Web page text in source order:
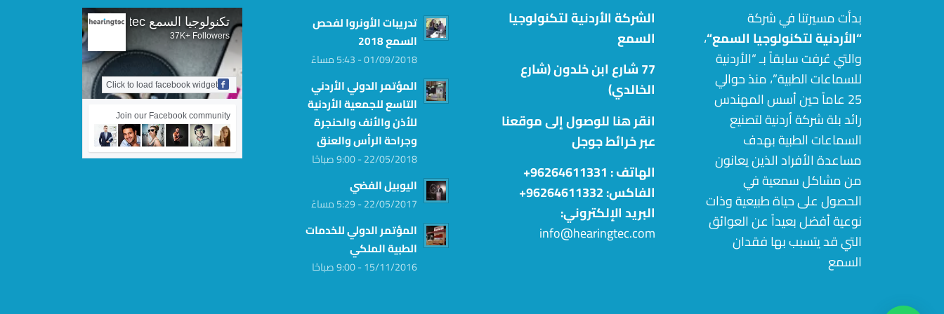
بدأت مسيرتنا في شركة
“الأردنية لتكنولوجيا السمع“،
والتي عُرفت سابقاً بـ “الأردنية
للسماعات الطبية”، منذ حوالي
25 عاماً حين أسس المهندس
رائد بلة شركة أردنية لتصنيع
السماعات الطبية بهدف
مساعدة الأفراد الذين يعانون
من مشاكل سمعية في
الحصول على حياة طبيعية وذات
نوعية أفضل بعيداً عن العوائق
التي قد يتسبب بها فقدان
السمع
الشركة الأردنية لتكنولوجيا
السمع
77 شارع ابن خلدون (شارع
الخالدي)
انقر هنا للوصول إلى موقعنا
عبر خرائط جوجل
الهاتف : 96264611331+
الفاكس: 96264611332+
البريد الإلكتروني:
info@hearingtec.com
تدريبات الأونروا لفحص
السمع 2018
01/09/2018 - 5:43 مساءً
المؤتمر الدولي الأردني
التاسع للجمعية الأردنية
للأذن والأنف والحنجرة
وجراحة الرأس والعنق
22/05/2018 - 9:00 صباحًا
اليوبيل الفضي
22/05/2017 - 5:29 مساءً
المؤتمر الدولي للخدمات
الطبية الملكي
15/11/2016 - 9:00 صباحًا
تكنولوجيا السمع hearingtec
37K+ Followers
Click to load facebook widget
Join our Facebook community